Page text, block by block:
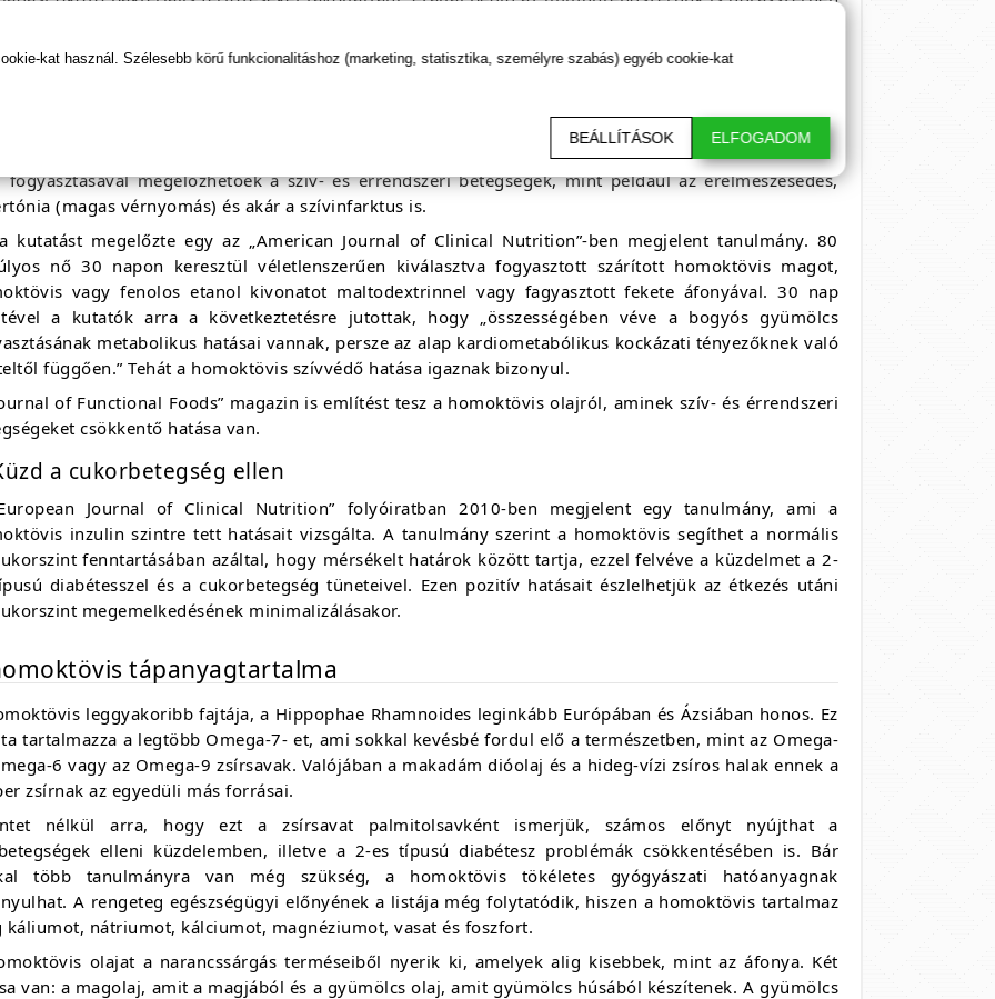
a szív- és érrendszeri betegségeket
Az antioxidáns tulajdonságai miatt gátolja a vérlemezek összetapadását, ami a
sejtromboló hatása ellen szív és érrendszeri védelmet biztosít. Valószínűleg a homoktövis
fogyasztásával megelőzhetőek a szív- és érrendszeri betegségek, mint például az érelmeszesedés,
(magas vérnyomás) és akár a szívinfarktus is.
kutatást megelőzte egy az „American Journal of Clinical Nutrition”-ben megjelent tanulmány. 80
nő 30 napon keresztül véletlenszerűen kiválasztva fogyasztott szárított homoktövis magot,
vagy fenolos etanol kivonatot maltodextrinnel vagy fagyasztott fekete áfonyával. 30 nap
a kutatók arra a következtetésre jutottak, hogy „összességében véve a bogyós gyümölcs
metabolikus hatásai vannak, persze az alap kardiometabólikus kockázati tényezőknek való
függően.” Tehát a homoktövis szívvédő hatása igaznak bizonyul.
of Functional Foods” magazin is említést tesz a homoktövis olajról, aminek szív- és érrendszeri
csökkentő hatása van.
a cukorbetegség ellen
Journal of Clinical Nutrition” folyóiratban 2010-ben megjelent egy tanulmány, ami a
inzulin szintre tett hatásait vizsgálta. A tanulmány szerint a homoktövis segíthet a normális
fenntartásában azáltal, hogy mérsékelt határok között tartja, ezzel felvéve a küzdelmet a 2-
diabétesszel és a cukorbetegség tüneteivel. Ezen pozitív hatásait észlelhetjük az étkezés utáni
megemelkedésének minimalizálásakor.
tápanyagtartalma
leggyakoribb fajtája, a Hippophae Rhamnoides leginkább Európában és Ázsiában honos. Ez
tartalmazza a legtöbb Omega-7- et, ami sokkal kevésbé fordul elő a természetben, mint az Omega-
6 vagy az Omega-9 zsírsavak. Valójában a makadám dióolaj és a hideg-vízi zsíros halak ennek a
zsírnak az egyedüli más forrásai.
nélkül arra, hogy ezt a zsírsavat palmitolsavként ismerjük, számos előnyt nyújthat a
elleni küzdelemben, illetve a 2-es típusú diabétesz problémák csökkentésében is. Bár
több tanulmányra van még szükség, a homoktövis tökéletes gyógyászati hatóanyagnak
A rengeteg egészségügyi előnyének a listája még folytatódik, hiszen a homoktövis tartalmaz
káliumot, nátriumot, kálciumot, magnéziumot, vasat és foszfort.
olajat a narancssárgás terméseiből nyerik ki, amelyek alig kisebbek, mint az áfonya. Két
van: a magolaj, amit a magjából és a gyümölcs olaj, amit gyümölcs húsából készítenek. A gyümölcs
kat használ. Szélesebb körű funkcionalitáshoz (marketing, statisztika, személyre szabás) egyéb cookie-kat
BEÁLLÍTÁSOK ELFOGADOM